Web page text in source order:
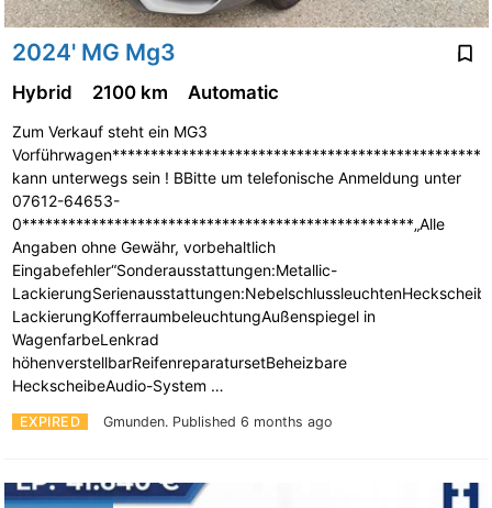
2024' MG Mg3
EXPIRED Gmunden. Published 6 months ago
Hybrid 2100 km Automatic
Zum Verkauf steht ein MG3
kann unterwegs sein ! BBitte um telefonische Anmeldung unter
07612-64653-
0***************************************************„Alle
Angaben ohne Gewähr, vorbehaltlich
Eingabefehler“Sonderausstattungen:Metallic-
LackierungKofferraumbeleuchtungAußenspiegel in
WagenfarbeLenkrad
höhenverstellbarReifenreparatursetBeheizbare
HeckscheibeAudio-System …